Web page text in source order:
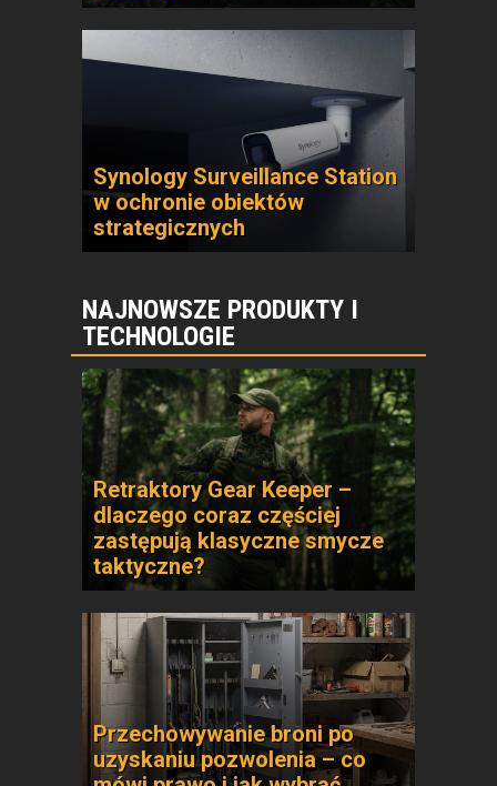
Synology Surveillance Station
w ochronie obiektów
strategicznych
NAJNOWSZE PRODUKTY I
TECHNOLOGIE
Retraktory Gear Keeper –
dlaczego coraz częściej
zastępują klasyczne smycze
taktyczne?
Przechowywanie broni po
uzyskaniu pozwolenia – co